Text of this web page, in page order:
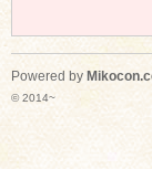
Powered by
© 2014~